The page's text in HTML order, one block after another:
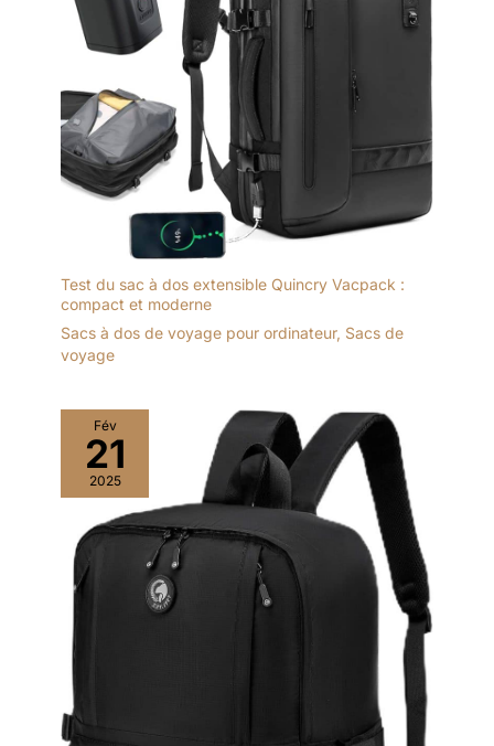
Test du sac à dos extensible Quincry Vacpack :
compact et moderne
Sacs à dos de voyage pour ordinateur, Sacs de
voyage
Fév
21
2025